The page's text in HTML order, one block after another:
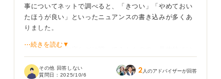
事についてネットで調べると、「きつい」「やめておい
たほうが良い」といったニュアンスの書き込みが多くあ
りました。
自分でも仕事内容などは調べてみたものの、具体的には
りたいです。
⋯続きを読む▼
その他 回答しない
質問日： 2025/10/6 2 人のアドバイザーが回答